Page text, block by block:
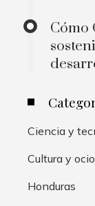
Cómo
Ciencia y
Cultura y ocio
Honduras